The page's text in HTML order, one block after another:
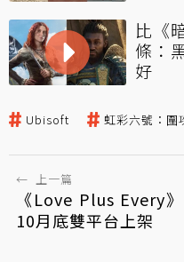
比《
條：
好
Ubisoft 虹彩六號：圍
← 上一篇
《Love Plus Every
10月底雙平台上架